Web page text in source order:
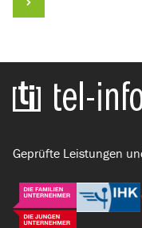
Zur Startseite
Geprüfte Leistungen